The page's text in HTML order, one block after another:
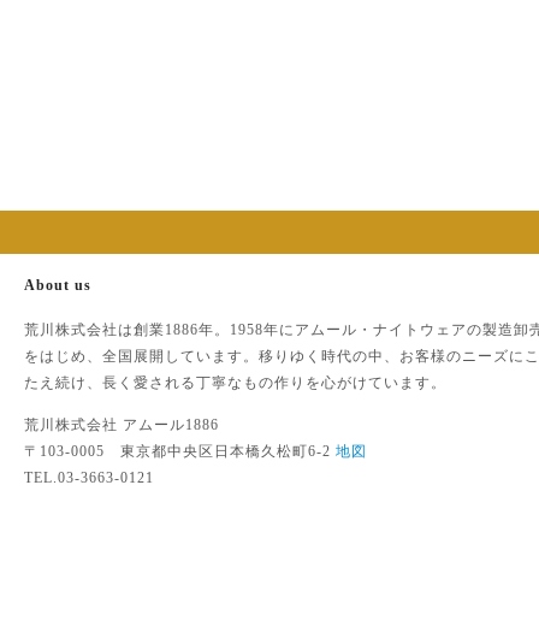
About us
荒川株式会社は創業1886年。1958年にアムール・ナイトウェアの製造卸
をはじめ、全国展開しています。移りゆく時代の中、お客様のニーズにこ
たえ続け、長く愛される丁寧なもの作りを心がけています。
荒川株式会社 アムール1886
〒103-0005 東京都中央区日本橋久松町6-2 地図
TEL.03-3663-0121